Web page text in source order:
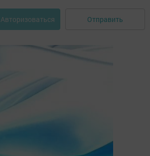
Авторизоваться Отправить